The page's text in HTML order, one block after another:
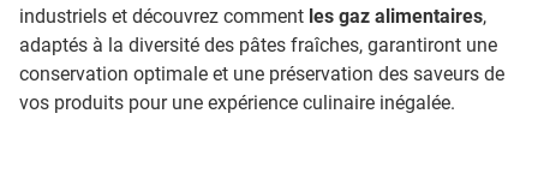
industriels et découvrez comment les gaz alimentaires,
adaptés à la diversité des pâtes fraîches, garantiront une
conservation optimale et une préservation des saveurs de
vos produits pour une expérience culinaire inégalée.